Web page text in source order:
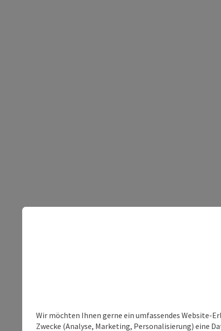
Wir möchten Ihnen gerne ein umfassendes Website-
Zwecke (Analyse, Marketing, Personalisierung) eine